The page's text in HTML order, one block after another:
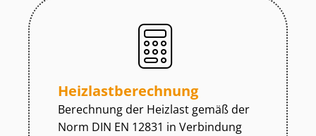
Heiz­last­be­rech­nung
Berechnung der Heizlast gemäß der
Norm DIN EN 12831 in Verbindung